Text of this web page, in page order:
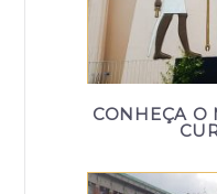
CONHEÇA O